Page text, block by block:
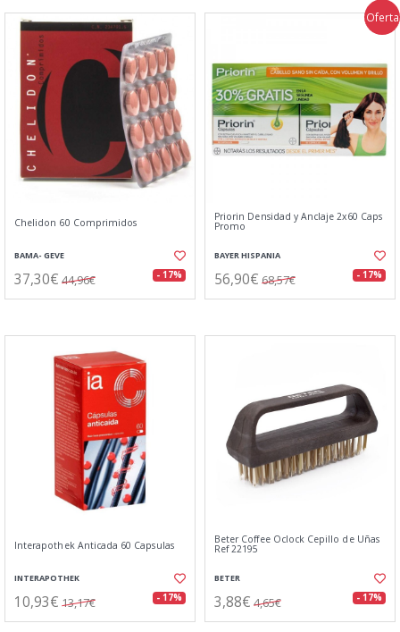
Chelidon 60 Comprimidos
BAMA- GEVE
37,30€ 44,96€ - 17%
Oferta
Priorin Densidad y Anclaje 2x60 Caps
Promo
BAYER HISPANIA
56,90€ 68,57€ - 17%
Interapothek Anticada 60 Capsulas
INTERAPOTHEK
10,93€ 13,17€ - 17%
Beter Coffee Oclock Cepillo de Uñas
Ref 22195
BETER
3,88€ 4,65€ - 17%